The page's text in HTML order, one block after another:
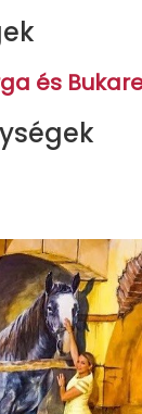
és